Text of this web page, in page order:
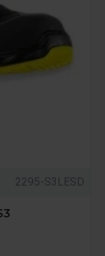
2295-S3LESD